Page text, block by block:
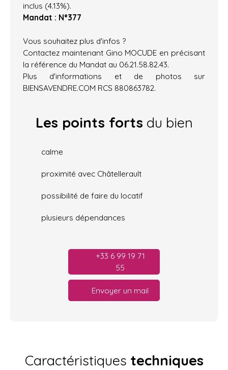
inclus (4.13%).
Mandat : N°377
Vous souhaitez plus d'infos ?
Contactez maintenant Gino MOCUDE en précisant
la référence du Mandat au 06.21.58.82.43.
Plus d'informations et de photos sur
BIENSAVENDRE.COM RCS 880863782.
Les points forts du bien
calme
proximité avec Châtellerault
possibilité de faire du locatif
plusieurs dépendances
+33 6 99 19 71
55
Envoyer un mail
Caractéristiques techniques